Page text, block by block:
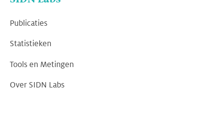
Publicaties
Statistieken
Tools en Metingen
Over SIDN Labs